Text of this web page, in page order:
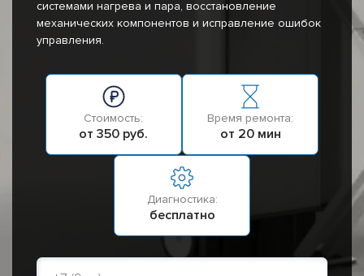
системами нагрева и пара, восстановление
механических компонентов и исправление ошибок
управления.
Стоимость:
от 350 руб.
Время ремонта:
от 20 мин
Диагностика:
бесплатно